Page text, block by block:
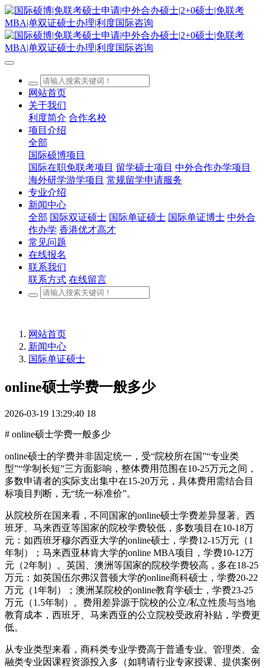
网站首页
关于我们
利度简介 合作名校
项目介绍
全部
国际硕博项目
国际在职免联考项目 留学硕士项目 中外合作办学项目
海外研学游学项目 常规留学申请服务
专业介绍
新闻中心
全部 国际双证硕士 国际单证硕士 国际单证博士 中外合
作办学 香港优才高才
常见问题
在线报名
联系我们
联系方式 在线留言
网站首页
新闻中心
国际单证硕士
online硕士学费一般多少
2026-03-19 13:29:40 18
# online硕士学费一般多少
online硕士的学费并非固定统一，受“院校所在国”“专业类
型”“学制长短”三方面影响，整体费用范围在10-25万元之间，
多数申请者的实际支出集中在15-20万元，具体费用需结合目
标项目判断，无“统一标准价”。
从院校所在国来看，不同国家的online硕士学费差异显著。西
班牙、马来西亚等国家的院校学费较低，多数项目在10-18万
元：如西班牙穆尔西亚大学的online硕士，学费12-15万元（1
年制）；马来西亚林肯大学的online MBA项目，学费10-12万
元（2年制）。英国、澳洲等国家的院校学费较高，多在18-25
万元：如英国伍尔弗汉普顿大学的online商科硕士，学费20-22
万元（1年制）；澳洲某院校的online教育学硕士，学费23-25
万元（1.5年制）。费用差异源于院校的公立/私立性质与当地
教育成本，西班牙、马来西亚的公立院校受政府补贴，学费更
低。
从专业类型来看，商科类专业学费高于普通专业。管理类、金
融类专业因课程资源投入多（如聘请行业专家授课、提供案例